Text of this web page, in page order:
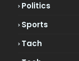
Politics
Sports
Tach